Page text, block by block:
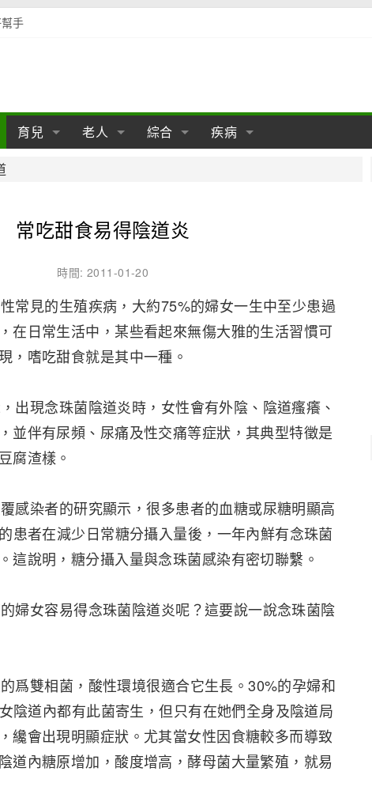
手
男性疾病
女性生理 女性疾病
育兒
幼兒期
學前期 母嬰用品
老人
老人用品
老人護理
綜合
亞健康
疾病
皮膚病
眼科
內科
常吃甜食易得陰道炎
時間: 2011-01-20
常見的生殖疾病，大約75%的婦女一生中至少患過
在日常生活中，某些看起來無傷大雅的生活習慣可
，嗜吃甜食就是其中一種。
出現念珠菌陰道炎時，女性會有外陰、陰道瘙癢、
並伴有尿頻、尿痛及性交痛等症狀，其典型特徵是
腐渣樣。
感染者的研究顯示，很多患者的血糖或尿糖明顯高
患者在減少日常糖分攝入量後，一年內鮮有念珠菌
這說明，糖分攝入量與念珠菌感染有密切聯繫。
婦女容易得念珠菌陰道炎呢？這要說一說念珠菌陰
爲雙相菌，酸性環境很適合它生長。30%的孕婦和
陰道內都有此菌寄生，但只有在她們全身及陰道局
纔會出現明顯症狀。尤其當女性因食糖較多而導致
道內糖原增加，酸度增高，酵母菌大量繁殖，就易